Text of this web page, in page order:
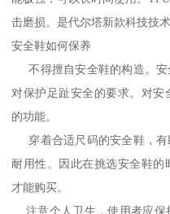
击磨损。是代尔塔新款科技技术
安全鞋如何保养
不得擅自安全鞋的构造。安
对保护足趾安全的要求。对
的功能。
穿着合适尺码的安全鞋，有
耐用性。因此在挑选安全鞋
才能购买。
注意个人卫生，使用者应保